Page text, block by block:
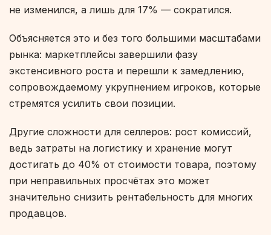
не изменился, а лишь для 17% — сократился.
Объясняется это и без того большими масштабами
рынка: маркетплейсы завершили фазу
экстенсивного роста и перешли к замедлению,
сопровождаемому укрупнением игроков, которые
стремятся усилить свои позиции.
Другие сложности для селлеров: рост комиссий,
ведь затраты на логистику и хранение могут
достигать до 40% от стоимости товара, поэтому
при неправильных просчётах это может
значительно снизить рентабельность для многих
продавцов.